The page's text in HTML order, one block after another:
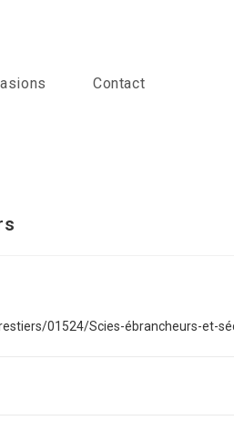
Contact
01524/Scies-ébrancheurs-et-